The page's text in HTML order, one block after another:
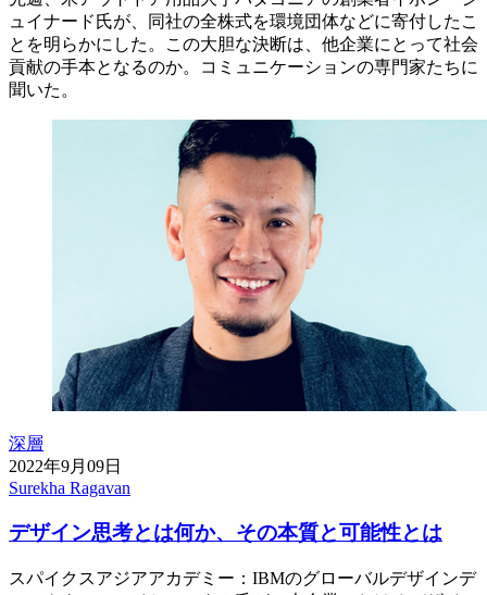
ュイナード氏が、同社の全株式を環境団体などに寄付したこ
とを明らかにした。この大胆な決断は、他企業にとって社会
貢献の手本となるのか。コミュニケーションの専門家たちに
聞いた。
深層
2022年9月09日
Surekha Ragavan
デザイン思考とは何か、その本質と可能性とは
スパイクスアジアアカデミー：IBMのグローバルデザインデ